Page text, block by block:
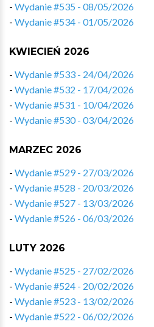
- Wydanie #535 - 08/05/2026
- Wydanie #534 - 01/05/2026
KWIECIEŃ 2026
- Wydanie #533 - 24/04/2026
- Wydanie #532 - 17/04/2026
- Wydanie #531 - 10/04/2026
- Wydanie #530 - 03/04/2026
MARZEC 2026
- Wydanie #529 - 27/03/2026
- Wydanie #528 - 20/03/2026
- Wydanie #527 - 13/03/2026
- Wydanie #526 - 06/03/2026
LUTY 2026
- Wydanie #525 - 27/02/2026
- Wydanie #524 - 20/02/2026
- Wydanie #523 - 13/02/2026
- Wydanie #522 - 06/02/2026